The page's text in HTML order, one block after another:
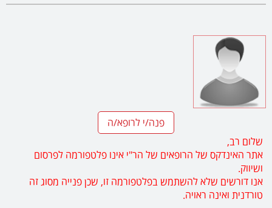
פנה/י לרופא/ה
שלום רב,
אתר האינדקס של הרופאים של הר"י אינו פלטפורמה לפרסום
ושיווק.
אנו דורשים שלא להשתמש בפלטפורמה זו, שכן פנייה מסוג זה
טורדנית ואינה ראויה.